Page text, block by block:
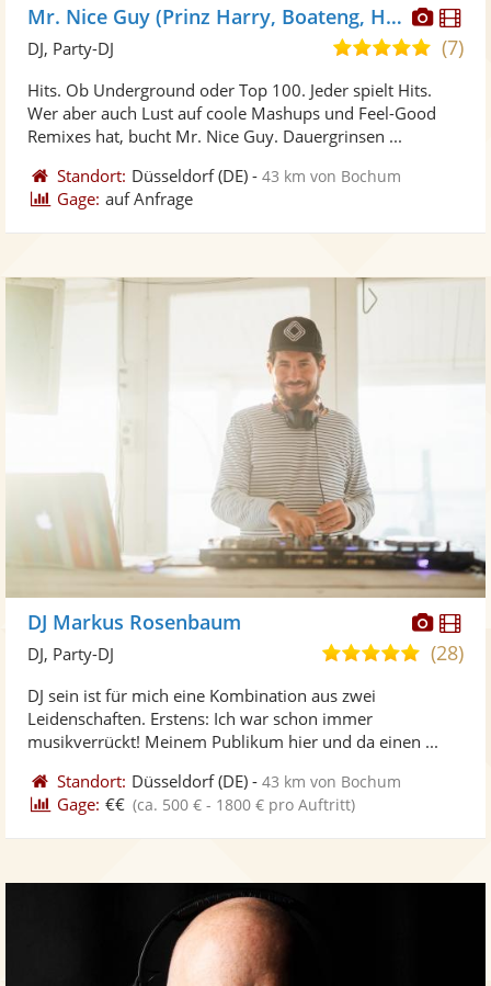
Mr. Nice Guy (Prinz Harry, Boateng, Höwedes)
5,0
5
(7)
DJ, Party-DJ
Hits. Ob Underground oder Top 100. Jeder spielt Hits.
Wer aber auch Lust auf coole Mashups und Feel-Good
Remixes hat, bucht Mr. Nice Guy. Dauergrinsen ...
Standort: Düsseldorf(DE) -43 km von Bochum
Gage: auf Anfrage
DJ Markus Rosenbaum
5,0
Sternen
(28)
DJ, Party-DJ
DJ sein ist für mich eine Kombination aus zwei
Leidenschaften. Erstens: Ich war schon immer
musikverrückt! Meinem Publikum hier und da einen ...
Standort: Düsseldorf(DE) -43 km von Bochum
Gage: €€ (ca. 500 € - 1800 € pro Auftritt)